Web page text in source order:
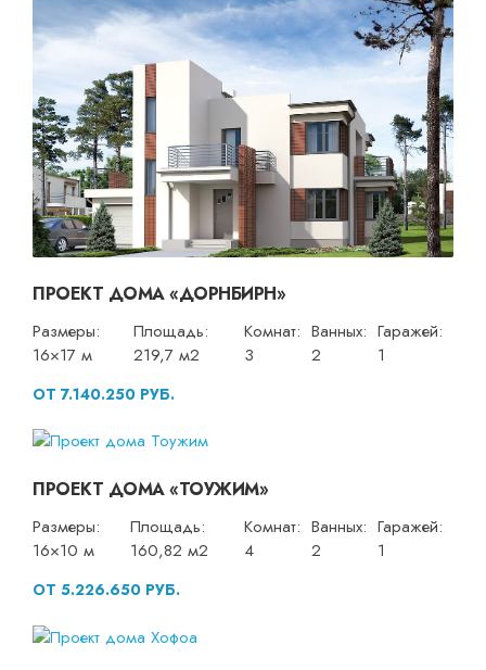
ПРОЕКТ ДОМА «ДОРНБИРН»
Размеры:
16×17 м
Площадь:
219,7 м2
Комнат:
3
Ванных:
2
Гаражей:
1
ОТ 7.140.250 РУБ.
ПРОЕКТ ДОМА «ТОУЖИМ»
Размеры:
16×10 м
Площадь:
160,82 м2
Комнат:
4
Ванных:
2
Гаражей:
1
ОТ 5.226.650 РУБ.